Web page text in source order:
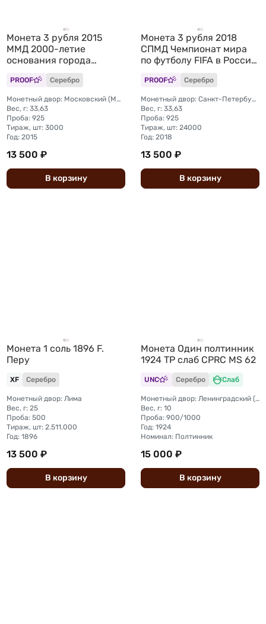
Монета 3 рубля 2015
ММД 2000-летие
основания города
Дербента Дагестан
PROOF Серебро
Монетный двор: Московский (ММД)
Вес, г: 33,63
Проба: 925
Тираж, шт: 3000
Год: 2015
13 500 ₽
В корзину
Монета 3 рубля 2018
СПМД Чемпионат мира
по футболу FIFA в России
PROOF Серебро
Монетный двор: Санкт-Петербургский (СПМД)
Вес, г: 33,63
Проба: 925
Тираж, шт: 24000
Год: 2018
13 500 ₽
В корзину
Монета 1 соль 1896 F.
Перу
XF Серебро
Монетный двор: Лима
Вес, г: 25
Проба: 500
Тираж, шт: 2.511.000
Год: 1896
13 500 ₽
В корзину
Монета Один полтинник
1924 ТР слаб CPRC MS 62
UNC Серебро Слаб
Монетный двор: Ленинградский (ЛМД)
Вес, г: 10
Проба: 900/1000
Год: 1924
Номинал: Полтинник
15 000 ₽
В корзину